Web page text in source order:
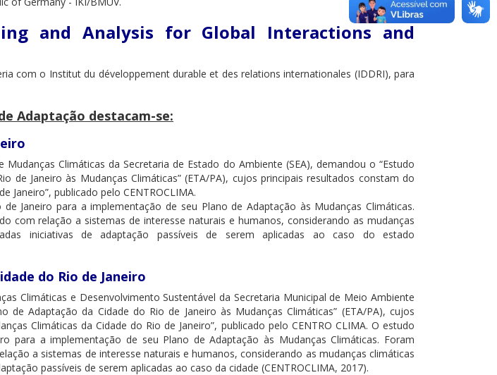
and Analysis for Global Interactions and
com o Institut du développement durable et des relations internationales (IDDRI), para
Adaptação destacam-se:
Climáticas da Secretaria de Estado do Ambiente (SEA), demandou o “Estudo
Janeiro às Mudanças Climáticas” (ETA/PA), cujos principais resultados constam do
Janeiro”, publicado pelo CENTROCLIMA.
Janeiro para a implementação de seu Plano de Adaptação às Mudanças Climáticas.
com relação a sistemas de interesse naturais e humanos, considerando as mudanças
iniciativas de adaptação passíveis de serem aplicadas ao caso do estado
do Rio de Janeiro
Climáticas e Desenvolvimento Sustentável da Secretaria Municipal de Meio Ambiente
Adaptação da Cidade do Rio de Janeiro às Mudanças Climáticas” (ETA/PA), cujos
Climáticas da Cidade do Rio de Janeiro”, publicado pelo CENTRO CLIMA. O estudo
a implementação de seu Plano de Adaptação às Mudanças Climáticas. Foram
a sistemas de interesse naturais e humanos, considerando as mudanças climáticas
passíveis de serem aplicadas ao caso da cidade (CENTROCLIMA, 2017).